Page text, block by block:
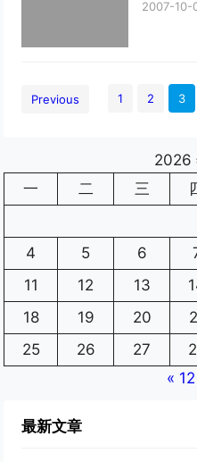
2007-10-
Previous 1 2 3
2026
一
二 三
4
5 6
11
12 13
18
19 20
25
26 27
«
最新文章